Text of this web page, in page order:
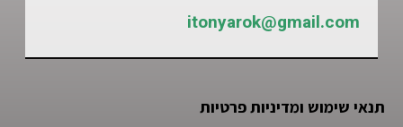
itonyarok@gmail.com
תנאי שימוש ומדיניות פרטיות